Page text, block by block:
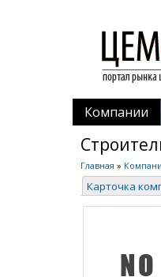
Компании
Главная »
Карточка